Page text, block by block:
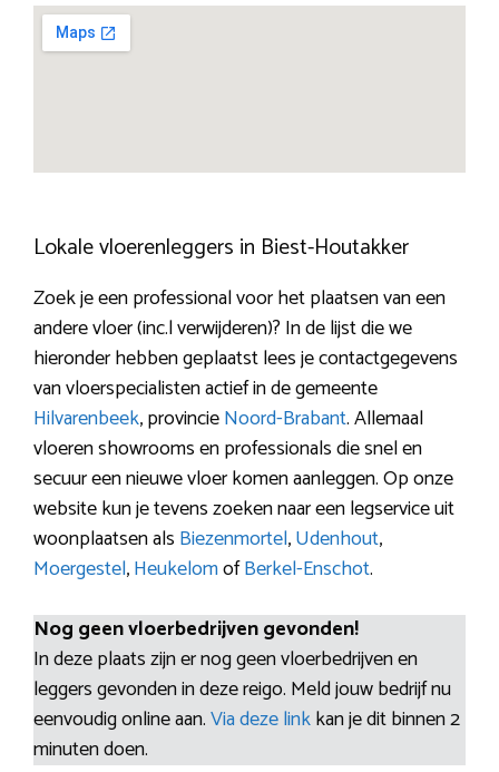
Lokale vloerenleggers in Biest-Houtakker
Zoek je een professional voor het plaatsen van een
andere vloer (inc.l verwijderen)? In de lijst die we
hieronder hebben geplaatst lees je contactgegevens
van vloerspecialisten actief in de gemeente
Hilvarenbeek, provincieNoord-Brabant. Allemaal
vloeren showrooms en professionals die snel en
secuur een nieuwe vloer komen aanleggen. Op onze
website kun je tevens zoeken naar een legservice uit
woonplaatsen als Biezenmortel,Udenhout,
Moergestel,HeukelomofBerkel-Enschot.
Nog geen vloerbedrijven gevonden!
In deze plaats zijn er nog geen vloerbedrijven en
leggers gevonden in deze reigo. Meld jouw bedrijf nu
eenvoudig online aan.Via deze linkkan je dit binnen 2
minuten doen.